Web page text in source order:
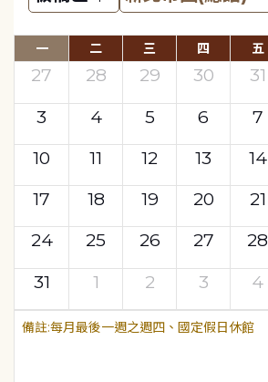
一 二 三 四 五
27 28 29 30 31
3
4 5 6 7
10
11 12 13 14
17
18 19 20 21
24
25 26 27 28
31
1 2 3 4
每月最後一週之週四、國定假日休館